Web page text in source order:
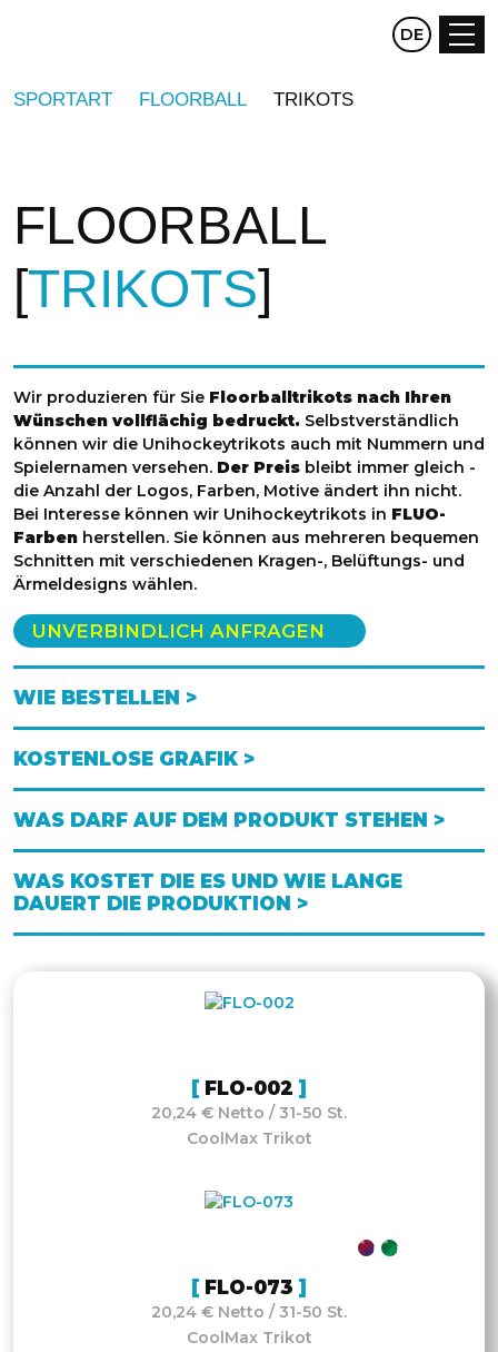
CZ EN
DE
SPORTART FLOORBALL TRIKOTS
FLOORBALL
TRIKOTS
Wir produzieren für Sie Floorballtrikots nach Ihren
Wünschen vollflächig bedruckt. Selbstverständlich
können wir die Unihockeytrikots auch mit Nummern und
Spielernamen versehen. Der Preis bleibt immer gleich -
die Anzahl der Logos, Farben, Motive ändert ihn nicht.
Bei Interesse können wir Unihockeytrikots in FLUO-
Farben herstellen. Sie können aus mehreren bequemen
Schnitten mit verschiedenen Kragen-, Belüftungs- und
Ärmeldesigns wählen.
UNVERBINDLICH ANFRAGEN
WIE BESTELLEN >
KOSTENLOSE GRAFIK >
WAS DARF AUF DEM PRODUKT STEHEN >
WAS KOSTET DIE ES UND WIE LANGE
DAUERT DIE PRODUKTION >
FLO-002
20,24 € Netto / 31-50 St.
CoolMax Trikot
FLO-073
20,24 € Netto / 31-50 St.
CoolMax Trikot